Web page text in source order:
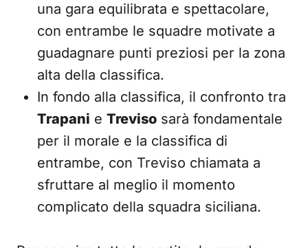
una gara equilibrata e spettacolare,
con entrambe le squadre motivate a
guadagnare punti preziosi per la zona
alta della classifica.
In fondo alla classifica, il confronto tra
Trapani e Treviso sarà fondamentale
per il morale e la classifica di
entrambe, con Treviso chiamata a
sfruttare al meglio il momento
complicato della squadra siciliana.